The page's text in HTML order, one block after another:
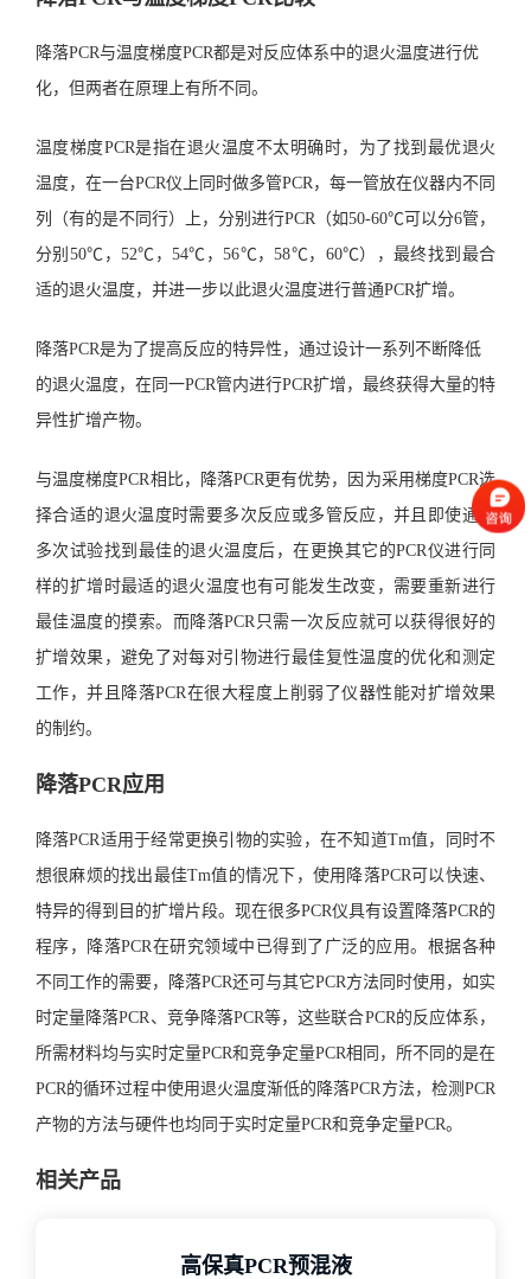
降落PCR与温度梯度PCR都是对反应体系中的退火温度进行优
化，但两者在原理上有所不同。
温度梯度PCR是指在退火温度不太明确时，为了找到最优退火
温度，在一台PCR仪上同时做多管PCR，每一管放在仪器内不同
列（有的是不同行）上，分别进行PCR（如50-60℃可以分6管，
分别50℃，52℃，54℃，56℃，58℃，60℃），最终找到最合
适的退火温度，并进一步以此退火温度进行普通PCR扩增。
降落PCR是为了提高反应的特异性，通过设计一系列不断降低
的退火温度，在同一PCR管内进行PCR扩增，最终获得大量的特
异性扩增产物。
与温度梯度PCR相比，降落PCR更有优势，因为采用梯度PCR选
择合适的退火温度时需要多次反应或多管反应，并且即使通过
多次试验找到最佳的退火温度后，在更换其它的PCR仪进行同
样的扩增时最适的退火温度也有可能发生改变，需要重新进行
最佳温度的摸索。而降落PCR只需一次反应就可以获得很好的
扩增效果，避免了对每对引物进行最佳复性温度的优化和测定
工作，并且降落PCR在很大程度上削弱了仪器性能对扩增效果
的制约。
降落PCR应用
降落PCR适用于经常更换引物的实验，在不知道Tm值，同时不
想很麻烦的找出最佳Tm值的情况下，使用降落PCR可以快速、
特异的得到目的扩增片段。现在很多PCR仪具有设置降落PCR的
程序，降落PCR在研究领域中已得到了广泛的应用。根据各种
不同工作的需要，降落PCR还可与其它PCR方法同时使用，如实
时定量降落PCR、竞争降落PCR等，这些联合PCR的反应体系，
所需材料均与实时定量PCR和竞争定量PCR相同，所不同的是在
PCR的循环过程中使用退火温度渐低的降落PCR方法，检测PCR
产物的方法与硬件也均同于实时定量PCR和竞争定量PCR。
相关产品
高保真PCR预混液